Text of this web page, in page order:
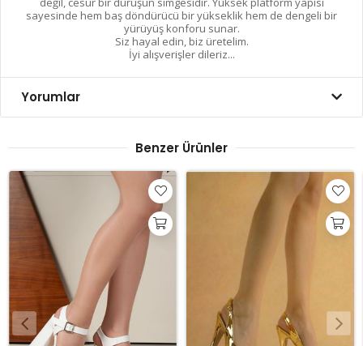
sayesinde hem baş döndürücü bir yükseklik hem de dengeli bir
yürüyüş konforu sunar.
​Siz hayal edin, biz üretelim.
İyi alışverişler dileriz...
Yorumlar
Benzer Ürünler